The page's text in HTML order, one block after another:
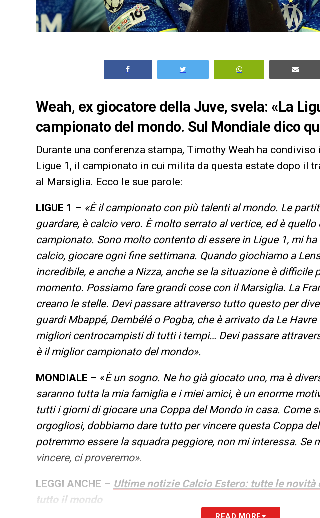
Weah, ex giocatore della Juve, svela: «La
campionato del mondo. Sul Mondiale dico
Durante una conferenza stampa, Timothy Weah ha
Ligue 1, il campionato in cui milita da questa estate dopo il
al Marsiglia. Ecco le sue parole:
LIGUE 1 – «È il campionato con più talenti al mondo. Le
guardare, è calcio vero. È molto serrato al vertice, ed è
campionato. Sono molto contento di essere in Ligue 1, mi
calcio, giocare ogni fine settimana. Quando giochiamo a
incredibile, e anche a Nizza, anche se la situazione è difficile
momento. Possiamo fare grandi cose con il Marsiglia. La
creano le stelle. Devi passare attraverso tutto questo per
guardi Mbappé, Dembélé o Pogba, che è arrivato da Le
migliori centrocampisti di tutti i tempi… Devi passare
è il miglior campionato del mondo».
MONDIALE – «È un sogno. Ne ho già giocato uno, ma è
saranno tutta la mia famiglia e i miei amici, è un enorme
tutti i giorni di giocare una Coppa del Mondo in casa. Come
orgogliosi, dobbiamo dare tutto per vincere questa Coppa
potremmo essere la squadra peggiore, non mi interessa. Se
vincere, ci proveremo».
LEGGI ANCHE – Ultime notizie Calcio Estero: tutte le
tutto il mondo